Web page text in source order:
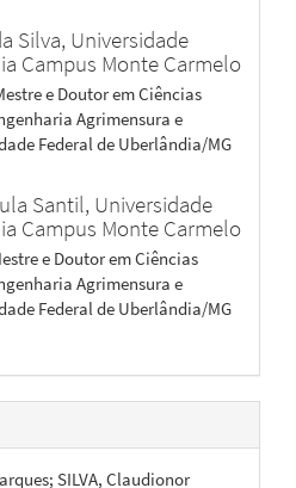
Silva, Universidade
Campus Monte Carmelo
e Doutor em Ciências
Agrimensura e
Federal de Uberlândia/MG
Santil, Universidade
Campus Monte Carmelo
e Doutor em Ciências
Agrimensura e
Federal de Uberlândia/MG
SILVA, Claudionor